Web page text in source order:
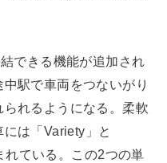
できる機能が追加され
駅で車両をつないがり
れるようになる。柔軟
は「Variety」と
れている。この2つの単